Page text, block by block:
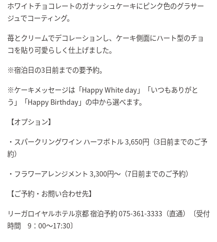
ホワイトチョコレートのガナッシュケーキにピンク色のグラサー
ジュでコーティング。
苺とクリームでデコレーションし、ケーキ側面にハート型のチョ
コを貼り可愛らしく仕上げました。
※宿泊日の3日前までの要予約。
※ケーキメッセージは「Happy White day」「いつもありがと
う」「Happy Birthday」の中から選べます。
【オプション】
・スパークリングワイン ハーフボトル 3,650円（3日前までのご予
約）
・フラワーアレンジメント 3,300円～（7日前までのご予約）
【ご予約・お問い合わせ先】
リーガロイヤルホテル京都 宿泊予約 075-361-3333（直通）〔受付
時間 9：00～17:30〕